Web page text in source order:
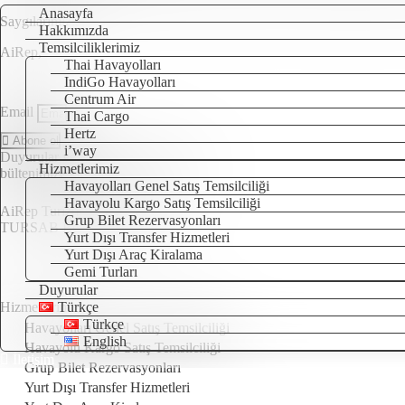
Anasayfa
Hakkımızda
Temsilciliklerimiz
Thai Havayolları
IndiGo Havayolları
Centrum Air
Thai Cargo
Hertz
i’way
Hizmetlerimiz
Havayolları Genel Satış Temsilciliği
Havayolu Kargo Satış Temsilciliği
Grup Bilet Rezervasyonları
Yurt Dışı Transfer Hizmetleri
Yurt Dışı Araç Kiralama
Gemi Turları
Duyurular
Türkçe
Türkçe
English
İletişim
Saygılarımızla,
AiRep,
Email
Abone ol
Duyurular ve avantajlı fırsatlar için e-
bültenimize kaydolun.
AiRep Turizm Seyahat Acentesi
TURSAB Belge No: 4329
Hizmetlerimiz
Havayolları Genel Satış Temsilciliği
Havayolu Kargo Satış Temsilciliği
Grup Bilet Rezervasyonları
Yurt Dışı Transfer Hizmetleri